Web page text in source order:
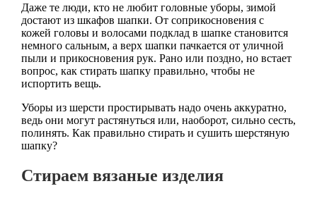
Даже те люди, кто не любит головные уборы, зимой
достают из шкафов шапки. От соприкосновения с
кожей головы и волосами подклад в шапке становится
немного сальным, а верх шапки пачкается от уличной
пыли и прикосновения рук. Рано или поздно, но встает
вопрос, как стирать шапку правильно, чтобы не
испортить вещь.
Уборы из шерсти простирывать надо очень аккуратно,
ведь они могут растянуться или, наоборот, сильно сесть,
полинять. Как правильно стирать и сушить шерстяную
шапку?
Стираем вязаные изделия